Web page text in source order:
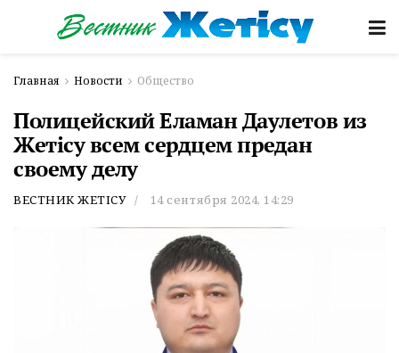
Главная Новости Общество
Полицейский Еламан Даулетов из
Жетісу всем сердцем предан
своему делу
ВЕСТНИК ЖЕТІСУ 14 сентября 2024, 14:29